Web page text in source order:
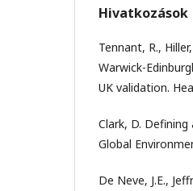
Hivatkozások
Tennant, R.,
Warwick-
UK validation.
Clark, D.
Global
De Neve, J.E.,